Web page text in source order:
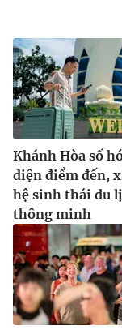
Khánh Hòa số
diện điểm đến,
hệ sinh thái du
thông minh